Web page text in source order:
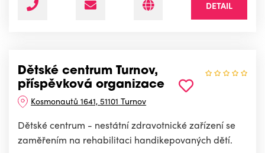
DETAIL
Dětské centrum Turnov,
příspěvková organizace
Kosmonautů 1641, 51101 Turnov
Dětské centrum - nestátní zdravotnické zařízení se
zaměřením na rehabilitaci handikepovaných dětí.